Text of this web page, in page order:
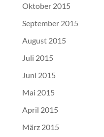
Oktober 2015
September 2015
August 2015
Juli 2015
Juni 2015
Mai 2015
April 2015
März 2015